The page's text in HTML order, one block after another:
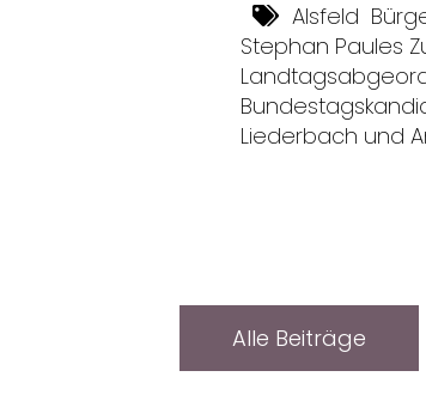
Alsfeld
Stephan Paules
Liederbach und
Alle Beiträge